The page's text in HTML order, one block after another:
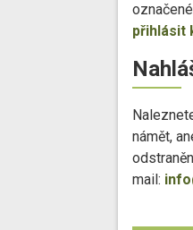
přihlásit
námět,
mail: